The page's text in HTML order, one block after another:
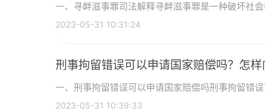
一、寻衅滋事罪司法解释寻衅滋事罪是一种破坏社
2023-05-31 10:31:24
刑事拘留错误可以申请国家赔偿吗？怎样
一、刑事拘留错误可以申请国家赔偿吗刑事拘留错
2023-05-31 10:39:33